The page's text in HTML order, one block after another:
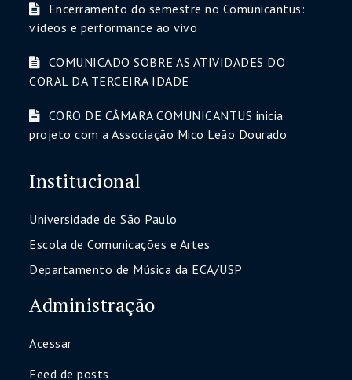
Encerramento do semestre no Comunicantus:
vídeos e performance ao vivo
COMUNICADO SOBRE AS ATIVIDADES DO
CORAL DA TERCEIRA IDADE
CORO DE CÂMARA COMUNICANTUS inicia
projeto com a Associação Mico Leão Dourado
Institucional
Universidade de São Paulo
Escola de Comunicações e Artes
Departamento de Música da ECA/USP
Administração
Acessar
Feed de posts